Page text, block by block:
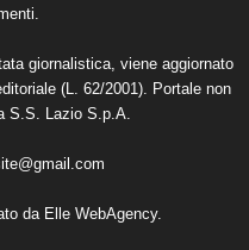
giornalistica, viene aggiornato
(L. 62/2001). Portale non
S.S. Lazio S.p.A.
da Elle WebAgency.